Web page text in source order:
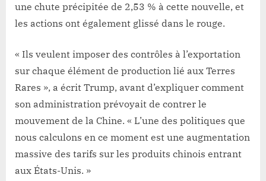
une chute précipitée de 2,53 % à cette nouvelle, et
les actions ont également glissé dans le rouge.
« Ils veulent imposer des contrôles à l’exportation
sur chaque élément de production lié aux Terres
Rares », a écrit Trump, avant d’expliquer comment
son administration prévoyait de contrer le
mouvement de la Chine. « L’une des politiques que
nous calculons en ce moment est une augmentation
massive des tarifs sur les produits chinois entrant
aux États-Unis. »